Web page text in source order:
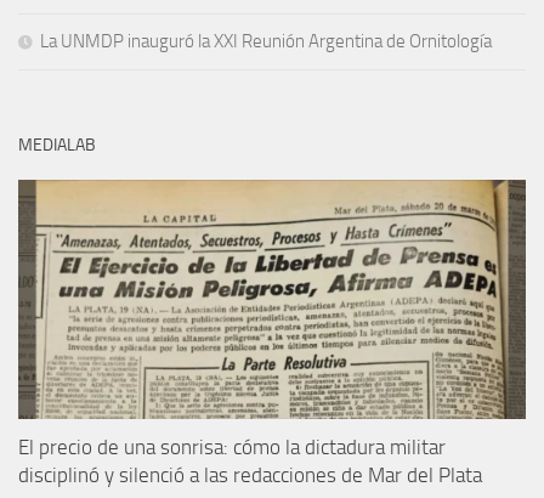
La UNMDP inauguró la XXI Reunión Argentina de Ornitología
MEDIALAB
El precio de una sonrisa: cómo la dictadura militar
disciplinó y silenció a las redacciones de Mar del Plata